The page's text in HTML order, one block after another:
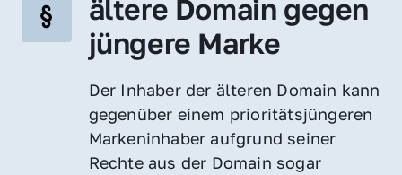
ältere Domain gegen
jüngere Marke
Der Inhaber der älteren Domain kann
gegenüber einem prioritätsjüngeren
Markeninhaber aufgrund seiner
Rechte aus der Domain sogar